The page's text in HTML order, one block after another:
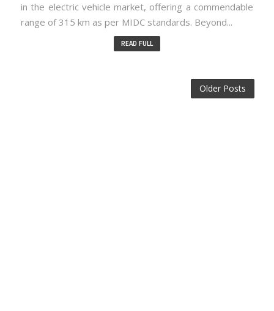
in the electric vehicle market, offering a commendable
range of 315 km as per MIDC standards. Beyond...
READ FULL
Older Posts